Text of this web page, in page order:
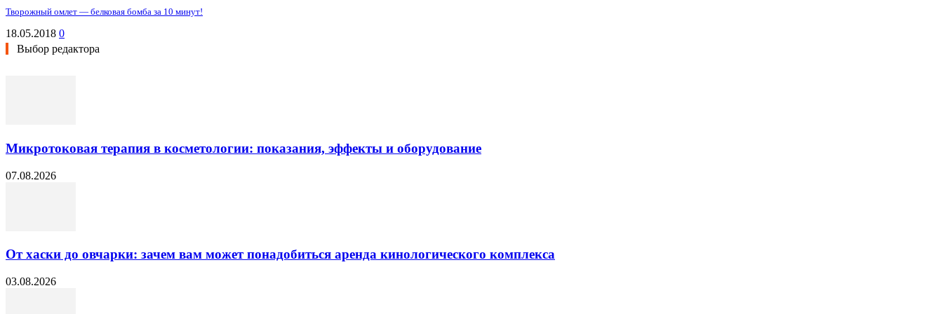
Творожный омлет — белковая бомба за 10 минут!
18.05.2018 0
Выбор редактора
Микротоковая терапия в косметологии: показания, эффекты и оборудование
07.08.2026
От хаски до овчарки: зачем вам может понадобиться аренда кинологического комплекса
03.08.2026